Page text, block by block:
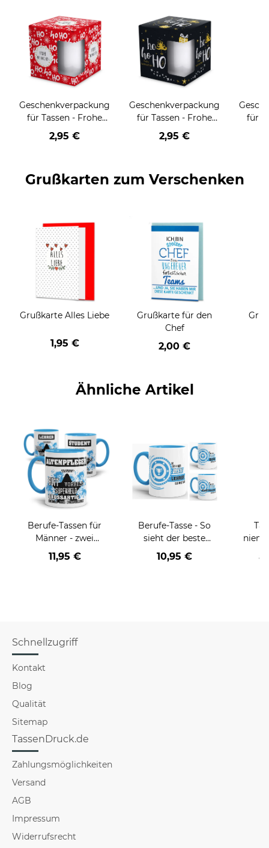
Geschenkverpackung
für Tassen - Frohe
Weihnachten - HO
HO HO - rot
2,95 €
Geschenkverpackung
für Tassen - Frohe
Weihnachten - HO
HO HO - schwarz
2,95 €
für
Grußkarten zum Verschenken
Grußkarte Alles Liebe
1,95 €
Grußkarte für den
Chef
2,00 €
Ähnliche Artikel
Berufe-Tassen für
Männer - zwei
Farbvarianten
11,95 €
Berufe-Tasse - So
sieht der beste
BERUF aus -
verschiedene Berufe
10,95 €
Schnellzugriff
Kontakt
Blog
Qualität
Sitemap
TassenDruck.de
Zahlungsmöglichkeiten
Versand
AGB
Impressum
Widerrufsrecht